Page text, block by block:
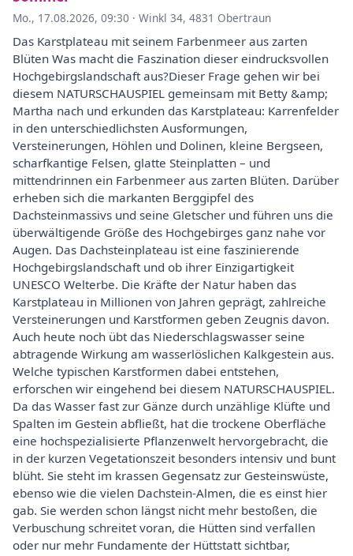
Mo., 17.08.2026, 09:30 · Winkl 34, 4831 Obertraun
Das Karstplateau mit seinem Farbenmeer aus zarten
Blüten Was macht die Faszination dieser eindrucksvollen
Hochgebirgslandschaft aus?Dieser Frage gehen wir bei
diesem NATURSCHAUSPIEL gemeinsam mit Betty &amp;
Martha nach und erkunden das Karstplateau: Karrenfelder
in den unterschiedlichsten Ausformungen,
Versteinerungen, Höhlen und Dolinen, kleine Bergseen,
scharfkantige Felsen, glatte Steinplatten – und
mittendrinnen ein Farbenmeer aus zarten Blüten. Darüber
erheben sich die markanten Berggipfel des
Dachsteinmassivs und seine Gletscher und führen uns die
überwältigende Größe des Hochgebirges ganz nahe vor
Augen. Das Dachsteinplateau ist eine faszinierende
Hochgebirgslandschaft und ob ihrer Einzigartigkeit
UNESCO Welterbe. Die Kräfte der Natur haben das
Karstplateau in Millionen von Jahren geprägt, zahlreiche
Versteinerungen und Karstformen geben Zeugnis davon.
Auch heute noch übt das Niederschlagswasser seine
abtragende Wirkung am wasserlöslichen Kalkgestein aus.
Welche typischen Karstformen dabei entstehen,
erforschen wir eingehend bei diesem NATURSCHAUSPIEL.
Da das Wasser fast zur Gänze durch unzählige Klüfte und
Spalten im Gestein abfließt, hat die trockene Oberfläche
eine hochspezialisierte Pflanzenwelt hervorgebracht, die
in der kurzen Vegetationszeit besonders intensiv und bunt
blüht. Sie steht im krassen Gegensatz zur Gesteinswüste,
ebenso wie die vielen Dachstein-Almen, die es einst hier
gab. Sie werden schon längst nicht mehr bestoßen, die
Verbuschung schreitet voran, die Hütten sind verfallen
oder nur mehr Fundamente der Hüttstatt sichtbar,